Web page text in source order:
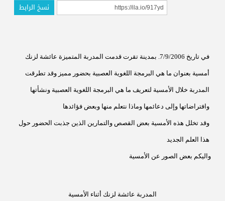
نسخ الرابط
في تاريخ 7/9/2006. بمدينة تقرت قدمت المدربة المتميزة عائشة لزنك
أمسية بعنوان ما هي البرمجة اللغوية العصبية بحضور مميز وقد تطرقت
المدربة خلال الأمسية لتعريف ما هي البرمجة اللغوية العصبية ونشأتها
وافتراضاتها وإلى دعائمها وماذا نتعلم منها وبعض فؤائدها
وقد تخلل هذه الأمسية بعض القصص والتمارين الذين جذبت الحضور حول
هذا العلم الجديد
واليكم بعض الصور عن الأمسية
المدربة عائشة لزنك أثناء الأمسية